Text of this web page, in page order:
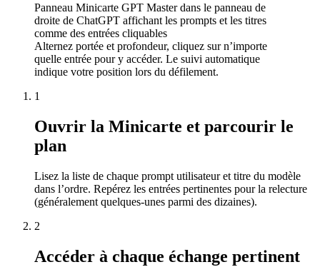
Panneau Minicarte GPT Master dans le panneau de
droite de ChatGPT affichant les prompts et les titres
comme des entrées cliquables
Alternez portée et profondeur, cliquez sur n’importe
quelle entrée pour y accéder. Le suivi automatique
indique votre position lors du défilement.
1
Ouvrir la Minicarte et parcourir le
plan
Lisez la liste de chaque prompt utilisateur et titre du modèle
dans l’ordre. Repérez les entrées pertinentes pour la relecture
(généralement quelques-unes parmi des dizaines).
2
Accéder à chaque échange pertinent